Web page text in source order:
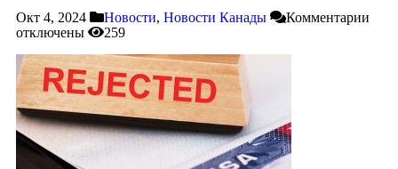
Окт 4, 2024 Новости, Новости Канады
Комментарии
отключены
259